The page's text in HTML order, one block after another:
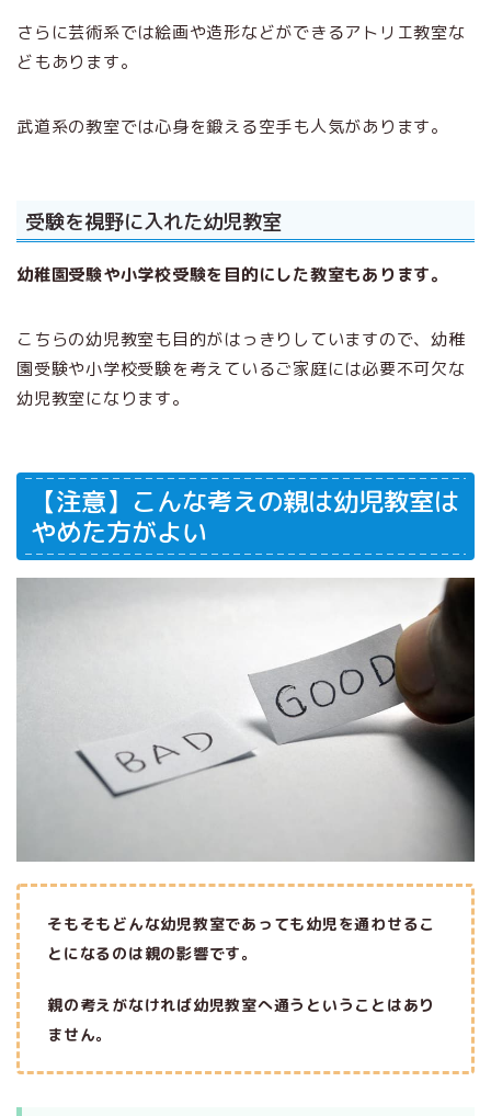
さらに芸術系では絵画や造形などができるアトリエ教室な
どもあります。
武道系の教室では心身を鍛える空手も人気があります。
受験を視野に入れた幼児教室
幼稚園受験や小学校受験を目的にした教室もあります。
こちらの幼児教室も目的がはっきりしていますので、幼稚
園受験や小学校受験を考えているご家庭には必要不可欠な
幼児教室になります。
【注意】こんな考えの親は幼児教室は
やめた方がよい
そもそもどんな幼児教室であっても幼児を通わせるこ
とになるのは親の影響です。
親の考えがなければ幼児教室へ通うということはあり
ません。